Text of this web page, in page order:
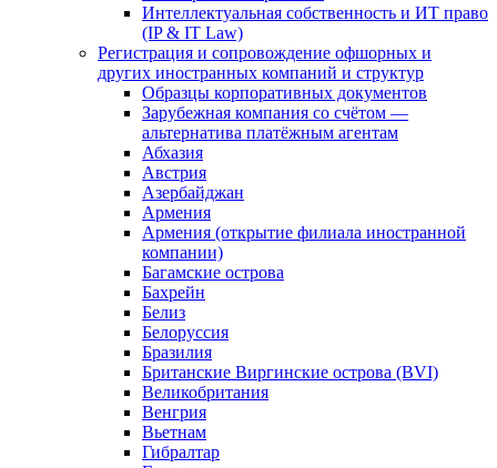
Интеллектуальная собственность и ИТ право
(IP & IT Law)
Регистрация и сопровождение офшорных и
других иностранных компаний и структур
Образцы корпоративных документов
Зарубежная компания со счётом —
альтернатива платёжным агентам
Абхазия
Австрия
Азербайджан
Армения
Армения (открытие филиала иностранной
компании)
Багамские острова
Бахрейн
Белиз
Белоруссия
Бразилия
Британские Виргинские острова (BVI)
Великобритания
Венгрия
Вьетнам
Гибралтар